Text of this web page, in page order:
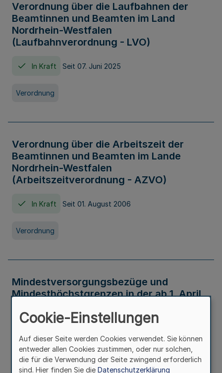
Verordnung über die Laufbahnen der
Beamtinnen und Beamten im Land
Nordrhein-Westfalen
(Laufbahnverordnung - LVO)
In Kraft Seit 07. Juni 2025
Verordnung
Verordnung über die Arbeitszeit der
Beamtinnen und Beamten im Lande
Nordrhein-Westfalen
(Arbeitszeitverordnung - AZVO)
In Kraft Seit 01. August 2006
Verordnung
Mindestversorgungsbezüge und
Mindesthöchstgrenzen in der ab 1. April
Verwaltungsvorschrift
Cookie-Einstellungen
Auf dieser Seite werden Cookies verwendet. Sie können
entweder allen Cookies zustimmen, oder nur solchen,
die für die Verwendung der Seite zwingend erforderlich
sind. Hier finden Sie die Datenschutzerklärung